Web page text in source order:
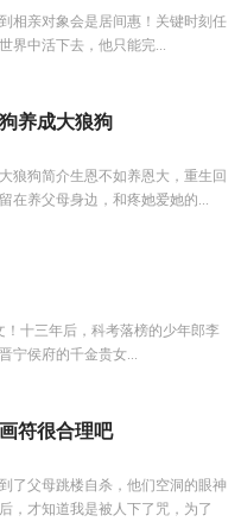
相亲对象会是居间惠！关键时刻任
界中活下去，他只能完...
养成大狼狗
狼狗简介生恩不如养恩大，重生回
在养父母身边，和疼她爱她的...
十三年后，科考落榜的少年郎李
宁侯府的千金贵女...
符很合理吧
了父母跳楼自杀，他们空洞的眼神
，才知道我是被人下了咒，为了